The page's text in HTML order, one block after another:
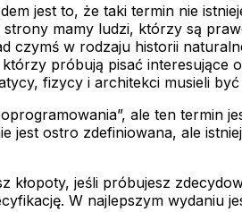
jest to, że taki termin nie
mamy ludzi, którzy są
czymś w rodzaju historii
próbują pisać
fizycy i architekci musieli
ale ten
jest ostro zdefiniowana, ale
kłopoty, jeśli próbujesz
W najlepszym